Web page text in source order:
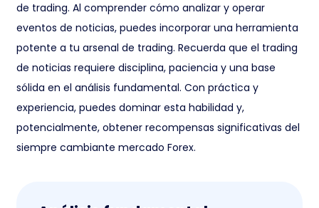
de trading. Al comprender cómo analizar y operar
eventos de noticias, puedes incorporar una herramienta
potente a tu arsenal de trading. Recuerda que el trading
de noticias requiere disciplina, paciencia y una base
sólida en el análisis fundamental. Con práctica y
experiencia, puedes dominar esta habilidad y,
potencialmente, obtener recompensas significativas del
siempre cambiante mercado Forex.